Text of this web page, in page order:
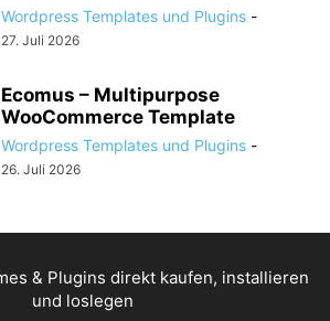
Wordpress Templates und Plugins -
27. Juli 2026
Ecomus – Multipurpose
WooCommerce Template
Wordpress Templates und Plugins -
26. Juli 2026